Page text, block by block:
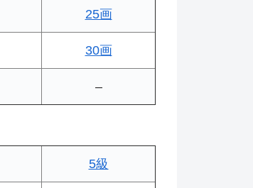
25画
30画
–
5級